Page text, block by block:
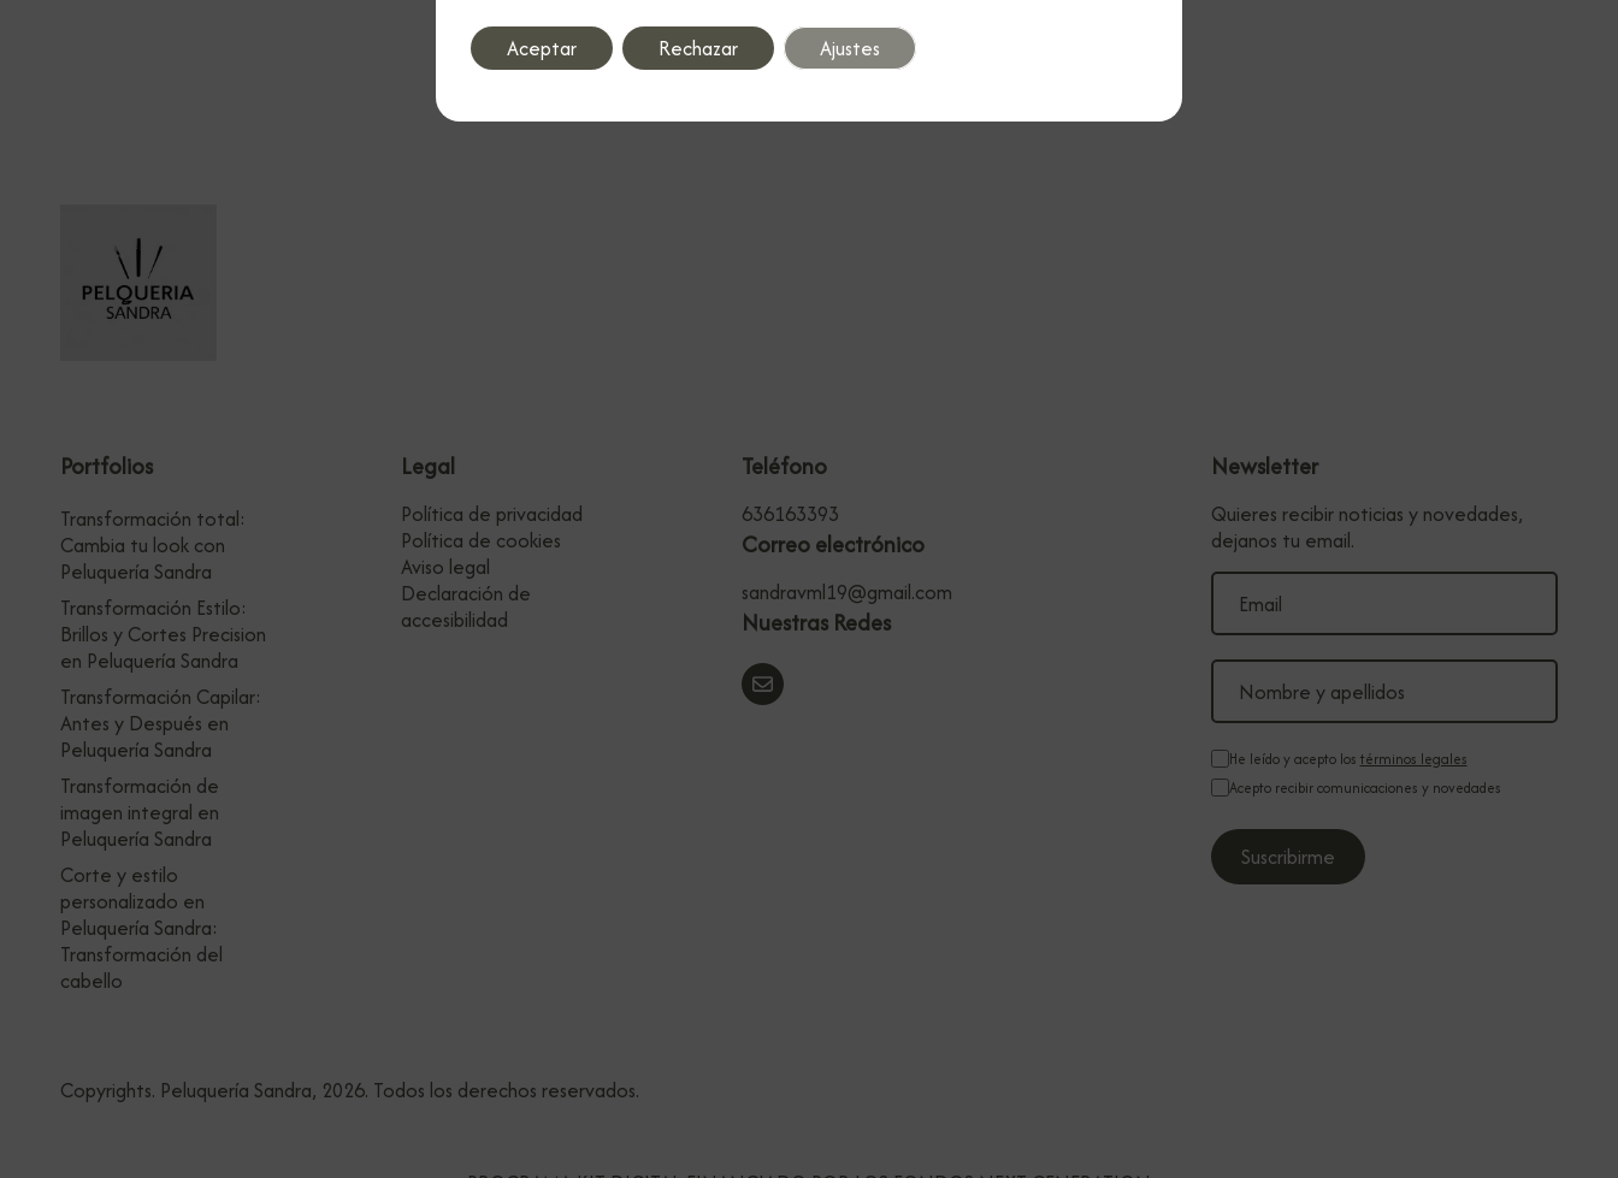
Portfolios
Transformación total:
Cambia tu look con
Peluquería Sandra
Transformación Estilo:
Brillos y Cortes Precision
en Peluquería Sandra
Transformación Capilar:
Antes y Después en
Peluquería Sandra
Transformación de
imagen integral en
Peluquería Sandra
Corte y estilo
personalizado en
Peluquería Sandra:
Transformación del
cabello
Legal
Política de privacidad
Política de cookies
Aviso legal
Declaración de
accesibilidad
Teléfono
636163393
Correo electrónico
sandravml19@gmail.com
Nuestras Redes
Newsletter
Quieres recibir noticias y novedades,
dejanos tu email.
He leído y acepto los términos legales
Acepto recibir comunicaciones y novedades
Copyrights. Peluquería Sandra, 2026. Todos los derechos reservados.
Aceptar Rechazar Ajustes